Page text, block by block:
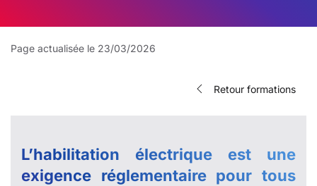
Page actualisée le 23/03/2026
Retour formations
L’habilitation électrique est une
exigence réglementaire pour tous